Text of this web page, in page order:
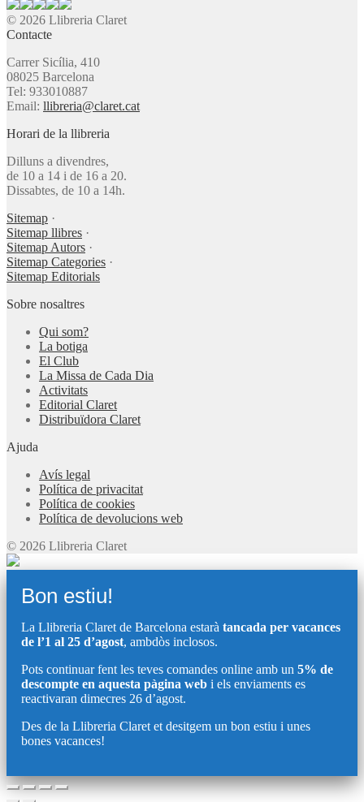
© 2026 Llibreria Claret
Contacte
Carrer Sicília, 410
08025 Barcelona
Tel: 933010887
Email: llibreria@claret.cat
Horari de la llibreria
Dilluns a divendres,
de 10 a 14 i de 16 a 20.
Dissabtes, de 10 a 14h.
Sitemap ·
Sitemap llibres ·
Sitemap Autors ·
Sitemap Categories ·
Sitemap Editorials
Sobre nosaltres
Qui som?
La botiga
El Club
La Missa de Cada Dia
Activitats
Editorial Claret
Distribuïdora Claret
Ajuda
Avís legal
Política de privacitat
Política de cookies
Política de devolucions web
© 2026 Llibreria Claret
Bon estiu!
La Llibreria Claret de Barcelona estarà tancada per vacances
de l’1 al 25 d’agost, ambdòs inclosos.
Pots continuar fent les teves comandes online amb un 5% de
descompte en aquesta pàgina web i els enviaments es
reactivaran dimecres 26 d’agost.
Des de la Llibreria Claret et desitgem un bon estiu i unes
bones vacances!